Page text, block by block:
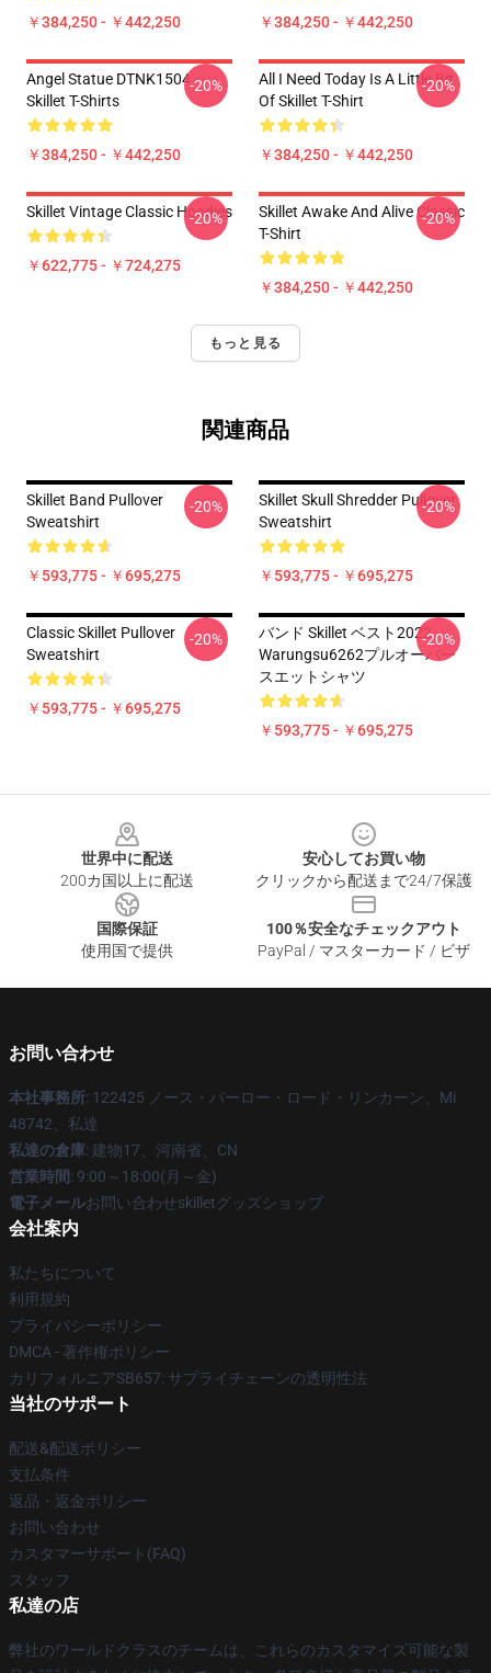
￥384,250 - ￥442,250 ￥384,250 - ￥442,250
Angel Statue DTNK1504
Skillet T-Shirts
￥384,250 - ￥442,250
-20%
All I Need Today Is A Little Bit
Of Skillet T-Shirt
￥384,250 - ￥442,250
-20%
Skillet Vintage Classic Hoodies
￥622,775 - ￥724,275
-20%
Skillet Awake And Alive Classic
T-Shirt
￥384,250 - ￥442,250
-20%
もっと見る
関連商品
Skillet Band Pullover
Sweatshirt
￥593,775 - ￥695,275
-20%
Skillet Skull Shredder Pullover
Sweatshirt
￥593,775 - ￥695,275
-20%
Classic Skillet Pullover
Sweatshirt
￥593,775 - ￥695,275
-20%
バンド Skillet ベスト2022
Warungsu6262プルオーバー
スエットシャツ
￥593,775 - ￥695,275
-20%
世界中に配送
200カ国以上に配送
安心してお買い物
クリックから配送まで24/7保護
国際保証
使用国で提供
100％安全なチェックアウト
PayPal / マスターカード / ビザ
お問い合わせ
本社事務所: 122425 ノース・バーロー・ロード・リンカーン、Mi
48742、私達
私達の倉庫: 建物17、河南省、CN
営業時間: 9:00～18:00(月～金)
電子メールお問い合わせskilletグッズショップ
会社案内
私たちについて
利用規約
プライバシーポリシー
DMCA - 著作権ポリシー
カリフォルニアSB657: サプライチェーンの透明性法
当社のサポート
配送&配送ポリシー
支払条件
返品・返金ポリシー
お問い合わせ
カスタマーサポート(FAQ)
スタッフ
私達の店
弊社のワールドクラスのチームは、これらのカスタマイズ可能な製